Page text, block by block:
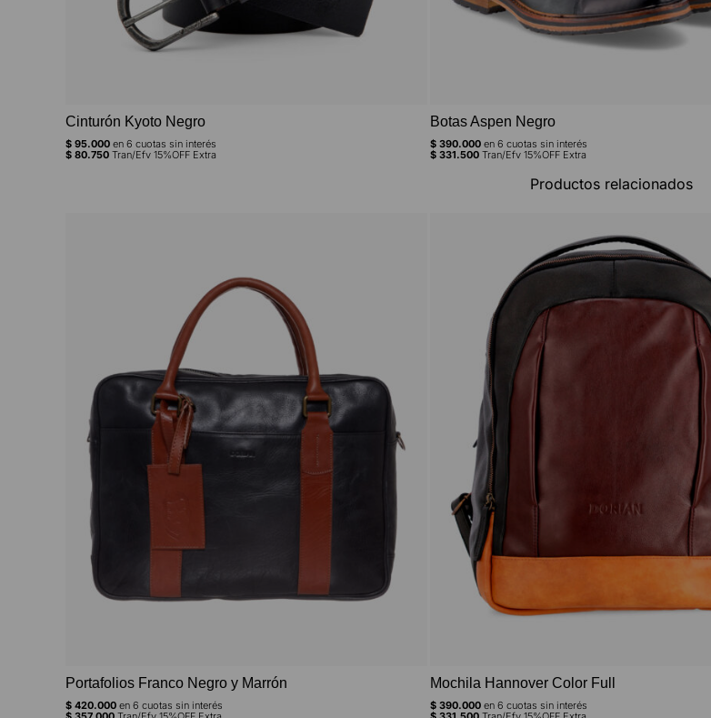
Cinturón Kyoto Negro
$ 95.000 en 6 cuotas sin interés
$ 80.750 Tran/Efv 15%OFF Extra
Botas Aspen Negro
$ 390.000 en 6 cuotas sin interés
$ 331.500 Tran/Efv 15%OFF Extra
Productos relacionados
Portafolios Franco Negro y Marrón
$ 420.000 en 6 cuotas sin interés
Mochila Hannover Color Full
$ 390.000 en 6 cuotas sin interés